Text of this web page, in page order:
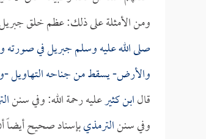
ومن الأمثلة على ذلك: عظم خلق
صلى الله عليه وسلم جبريل في صورته
والأرض- يسقط من جناحه التهاويل -
قالابن كثيرعليه رحمة الله: وفي سنن
وفي سننالترمذيبإسناد صحيح أيضاً